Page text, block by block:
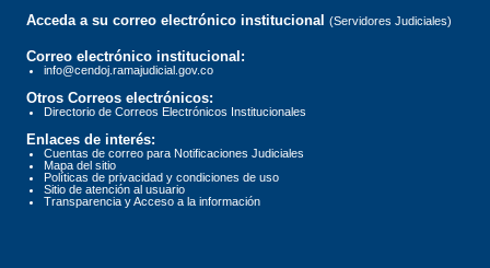
Acceda a su correo electrónico institucional (Servidores Judiciales)
Correo electrónico institucional:
info@cendoj.ramajudicial.gov.co
Otros Correos electrónicos:
Directorio de Correos Electrónicos Institucionales
Enlaces de interés:
Cuentas de correo para Notificaciones Judiciales
Mapa del sitio
Políticas de privacidad y condiciones de uso
Sitio de atención al usuario
Transparencia y Acceso a la información